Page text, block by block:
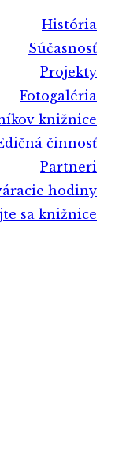
História
Súčasnosť
Projekty
Fotogaléria
knižnice
činnosť
Partneri
hodiny
sa knižnice